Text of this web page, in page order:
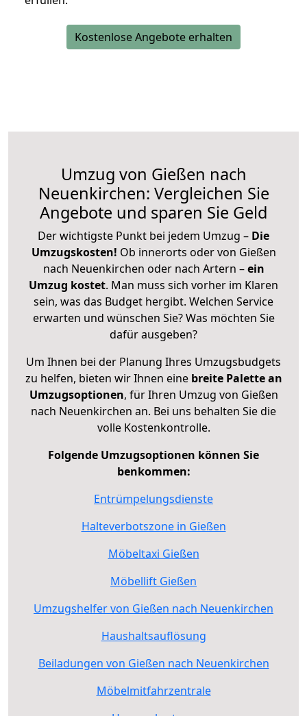
Kostenlose Angebote erhalten
Umzug von Gießen nach
Neuenkirchen: Vergleichen Sie
Angebote und sparen Sie Geld
Der wichtigste Punkt bei jedem Umzug – Die
Umzugskosten! Ob innerorts oder von Gießen
nach Neuenkirchen oder nach Artern –ein
Umzug kostet. Man muss sich vorher im Klaren
sein, was das Budget hergibt. Welchen Service
erwarten und wünschen Sie? Was möchten Sie
dafür ausgeben?
Um Ihnen bei der Planung Ihres Umzugsbudgets
zu helfen, bieten wir Ihnen eine breite Palette an
Umzugsoptionen, für Ihren Umzug von Gießen
nach Neuenkirchen an. Bei uns behalten Sie die
volle Kostenkontrolle.
Folgende Umzugsoptionen können Sie
benkommen:
Entrümpelungsdienste
Halteverbotszone in Gießen
Möbeltaxi Gießen
Möbellift Gießen
Umzugshelfer von Gießen nach Neuenkirchen
Haushaltsauflösung
Beiladungen von Gießen nach Neuenkirchen
Möbelmitfahrzentrale